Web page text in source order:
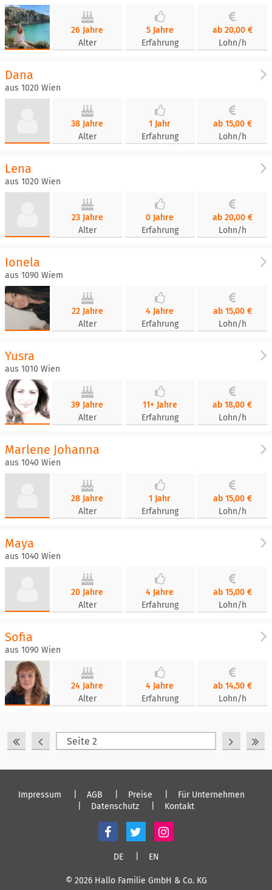
26 Jahre
Alter
5 Jahre
Erfahrung
ab 20,00 €
Lohn/h
Dana
aus 1020 Wien
38 Jahre
Alter
1 Jahr
Erfahrung
ab 15,00 €
Lohn/h
Lena
aus 1020 Wien
23 Jahre
Alter
0 Jahre
Erfahrung
ab 20,00 €
Lohn/h
Ionela
aus 1090 Wiem
22 Jahre
Alter
4 Jahre
Erfahrung
ab 15,00 €
Lohn/h
Yusra
aus 1010 Wien
39 Jahre
Alter
11+ Jahre
Erfahrung
ab 18,00 €
Lohn/h
Marlene Johanna
aus 1040 Wien
28 Jahre
Alter
1 Jahr
Erfahrung
ab 15,00 €
Lohn/h
Maya
aus 1040 Wien
20 Jahre
Alter
4 Jahre
Erfahrung
ab 15,00 €
Lohn/h
Sofia
aus 1090 Wien
24 Jahre
Alter
4 Jahre
Erfahrung
ab 14,50 €
Lohn/h
Impressum AGB Preise
Für Unternehmen
Datenschutz
Kontakt
DE EN
© 2026 Hallo Familie GmbH & Co. KG